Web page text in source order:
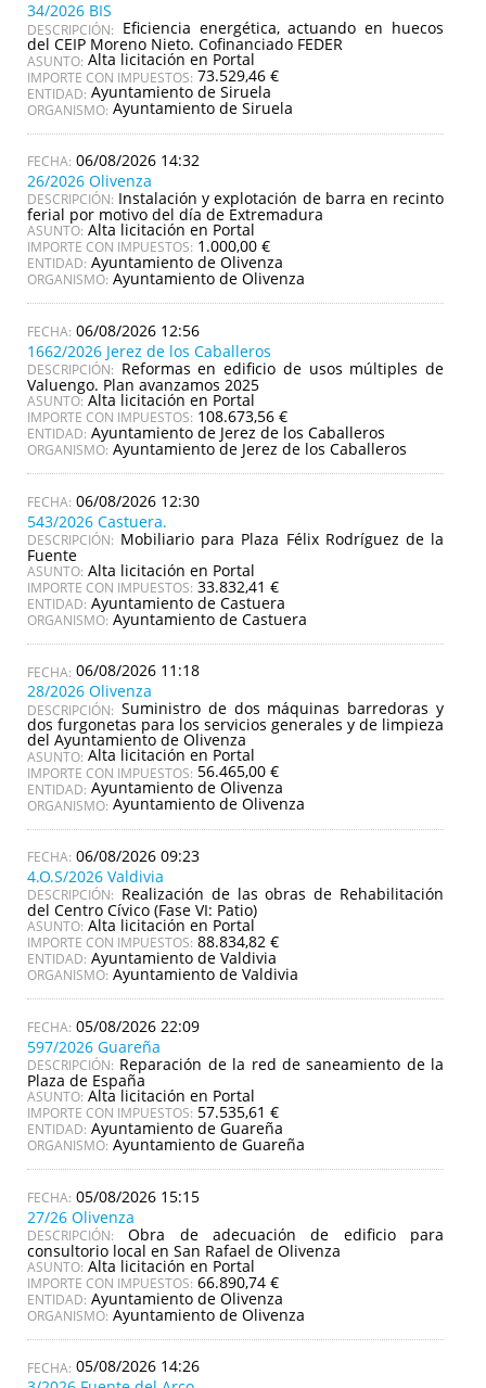
34/2026 BIS
DESCRIPCIÓN: Eficiencia energética, actuando en huecos
del CEIP Moreno Nieto. Cofinanciado FEDER
ASUNTO: Alta licitación en Portal
IMPORTE CON IMPUESTOS: 73.529,46 €
ENTIDAD: Ayuntamiento de Siruela
ORGANISMO: Ayuntamiento de Siruela
06/08/2026 14:32
26/2026 Olivenza
DESCRIPCIÓN: Instalación y explotación de barra en recinto
ferial por motivo del día de Extremadura
ASUNTO: Alta licitación en Portal
IMPORTE CON IMPUESTOS: 1.000,00 €
ENTIDAD: Ayuntamiento de Olivenza
ORGANISMO: Ayuntamiento de Olivenza
06/08/2026 12:56
1662/2026 Jerez de los Caballeros
DESCRIPCIÓN: Reformas en edificio de usos múltiples de
Valuengo. Plan avanzamos 2025
ASUNTO: Alta licitación en Portal
IMPORTE CON IMPUESTOS: 108.673,56 €
ENTIDAD: Ayuntamiento de Jerez de los Caballeros
ORGANISMO: Ayuntamiento de Jerez de los Caballeros
06/08/2026 12:30
543/2026 Castuera.
DESCRIPCIÓN: Mobiliario para Plaza Félix Rodríguez de la
Fuente
ASUNTO: Alta licitación en Portal
IMPORTE CON IMPUESTOS: 33.832,41 €
ENTIDAD: Ayuntamiento de Castuera
ORGANISMO: Ayuntamiento de Castuera
06/08/2026 11:18
28/2026 Olivenza
DESCRIPCIÓN: Suministro de dos máquinas barredoras y
dos furgonetas para los servicios generales y de limpieza
del Ayuntamiento de Olivenza
ASUNTO: Alta licitación en Portal
IMPORTE CON IMPUESTOS: 56.465,00 €
ENTIDAD: Ayuntamiento de Olivenza
ORGANISMO: Ayuntamiento de Olivenza
06/08/2026 09:23
4.O.S/2026 Valdivia
DESCRIPCIÓN: Realización de las obras de Rehabilitación
del Centro Cívico (Fase VI: Patio)
ASUNTO: Alta licitación en Portal
IMPORTE CON IMPUESTOS: 88.834,82 €
ENTIDAD: Ayuntamiento de Valdivia
ORGANISMO: Ayuntamiento de Valdivia
05/08/2026 22:09
597/2026 Guareña
DESCRIPCIÓN: Reparación de la red de saneamiento de la
Plaza de España
ASUNTO: Alta licitación en Portal
IMPORTE CON IMPUESTOS: 57.535,61 €
ENTIDAD: Ayuntamiento de Guareña
ORGANISMO: Ayuntamiento de Guareña
05/08/2026 15:15
27/26 Olivenza
DESCRIPCIÓN: Obra de adecuación de edificio para
consultorio local en San Rafael de Olivenza
ASUNTO: Alta licitación en Portal
IMPORTE CON IMPUESTOS: 66.890,74 €
ENTIDAD: Ayuntamiento de Olivenza
ORGANISMO: Ayuntamiento de Olivenza
05/08/2026 14:26